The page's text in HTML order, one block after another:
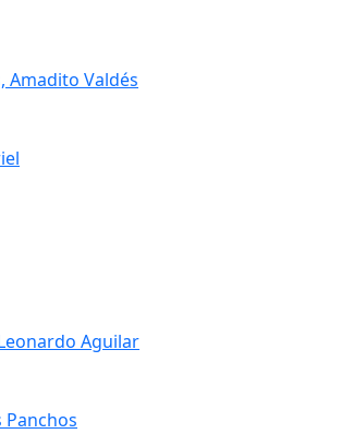
Amadito Valdés
Aguilar
Panchos